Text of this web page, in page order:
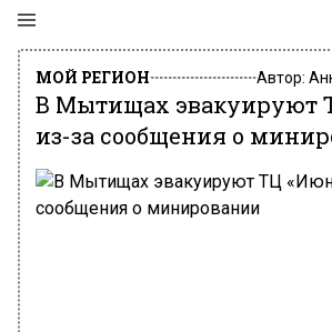
МОЙ РЕГИОН Автор:
В Мытищах эвакуируют
из-за сообщения о